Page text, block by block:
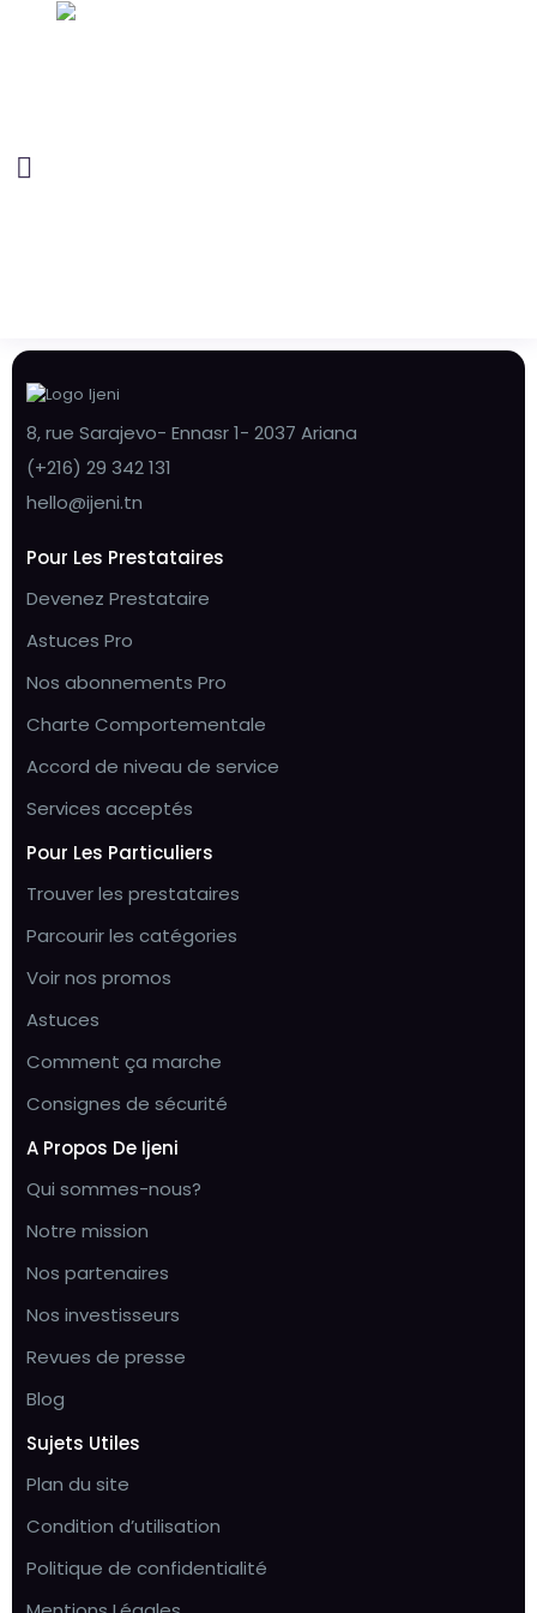
8, rue Sarajevo- Ennasr 1- 2037 Ariana
(+216) 29 342 131
hello@ijeni.tn
Pour Les Prestataires
Devenez Prestataire
Astuces Pro
Nos abonnements Pro
Charte Comportementale
Accord de niveau de service
Services acceptés
Pour Les Particuliers
Trouver les prestataires
Parcourir les catégories
Voir nos promos
Astuces
Comment ça marche
Consignes de sécurité
A Propos De Ijeni
Qui sommes-nous?
Notre mission
Nos partenaires
Nos investisseurs
Revues de presse
Blog
Sujets Utiles
Plan du site
Condition d’utilisation
Politique de confidentialité